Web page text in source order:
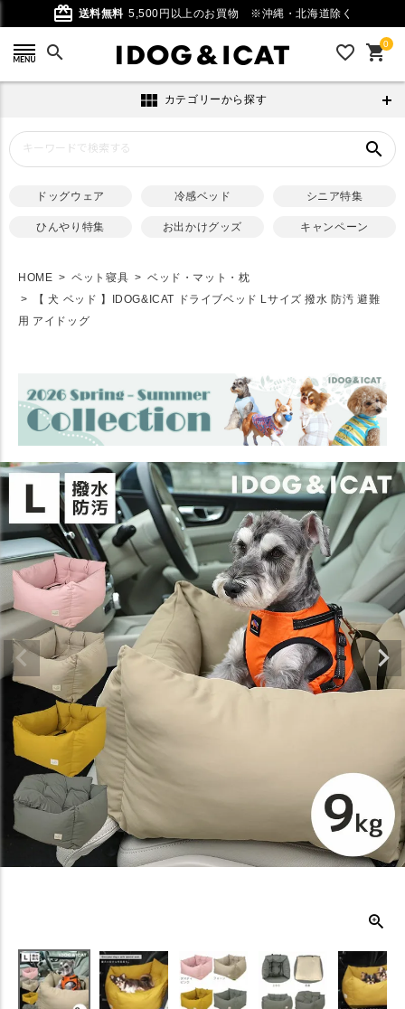
card_giftcard 送料無料 5,500円以上のお買物 ※沖縄・北海道除く
search favorite_outline 0
shopping_cart
view_module カテゴリーから探す
search
ドッグウェア 冷感ベッド シニア特集
ひんやり特集 お出かけグッズ キャンペーン
HOME ペット寝具
ベッド・マット・枕
【 犬 ベッド 】IDOG&ICAT ドライブベッド Lサイズ 撥水 防汚 避難
用 アイドッグ